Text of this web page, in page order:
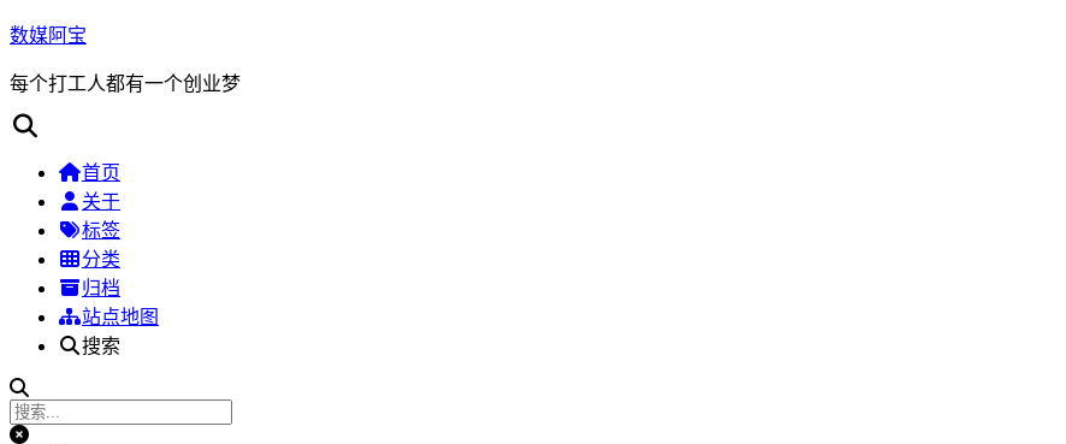
数媒阿宝
每个打工人都有一个创业梦
首页
关于
标签
分类
归档
站点地图
搜索